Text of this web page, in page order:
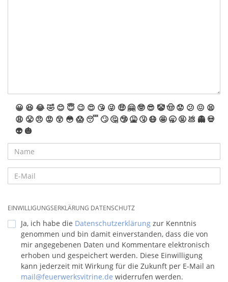
😀 😆 😂🤣 😊 😇 😉 😍 😘 😜 🤑 🤗 🤓 😎 🤡🤠 😟 😕 😖 😫
😩 😤 😠 😡 😲 😳 😱 😴 🙄 🤔 🤥 🤮 🤧 😷 🤩 🥱 🤬 💩 👻 💀
👽 🎃
EINWILLIGUNGSERKLÄRUNG DATENSCHUTZ
Ja, ich habe die Datenschutzerklärung zur Kenntnis
genommen und bin damit einverstanden, dass die von
mir angegebenen Daten und Kommentare elektronisch
erhoben und gespeichert werden. Diese Einwilligung
kann jederzeit mit Wirkung für die Zukunft per E-Mail an
mail@feuerwerksvitrine.de widerrufen werden.